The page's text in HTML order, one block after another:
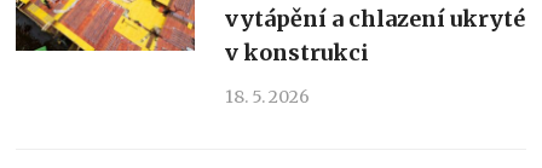
vytápění a chlazení ukryté
v konstrukci
18. 5. 2026